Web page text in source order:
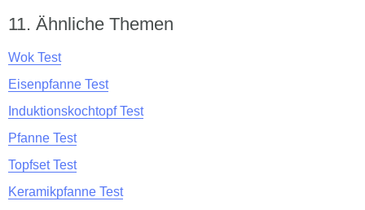
Ähnliche Themen
Wok Test
Eisenpfanne Test
Induktionskochtopf Test
Pfanne Test
Topfset Test
Keramikpfanne Test